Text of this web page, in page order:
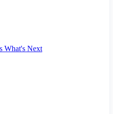
What's Next